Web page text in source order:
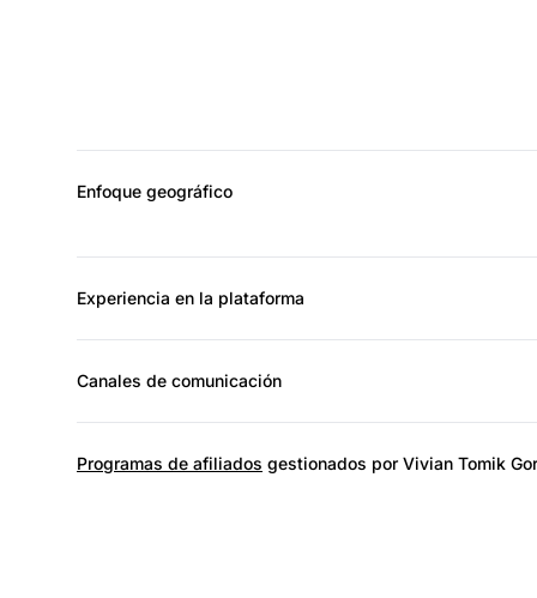
Enfoque geográfico
Experiencia en la plataforma
Canales de comunicación
Programas de afiliados gestionados por Vivian Tomik